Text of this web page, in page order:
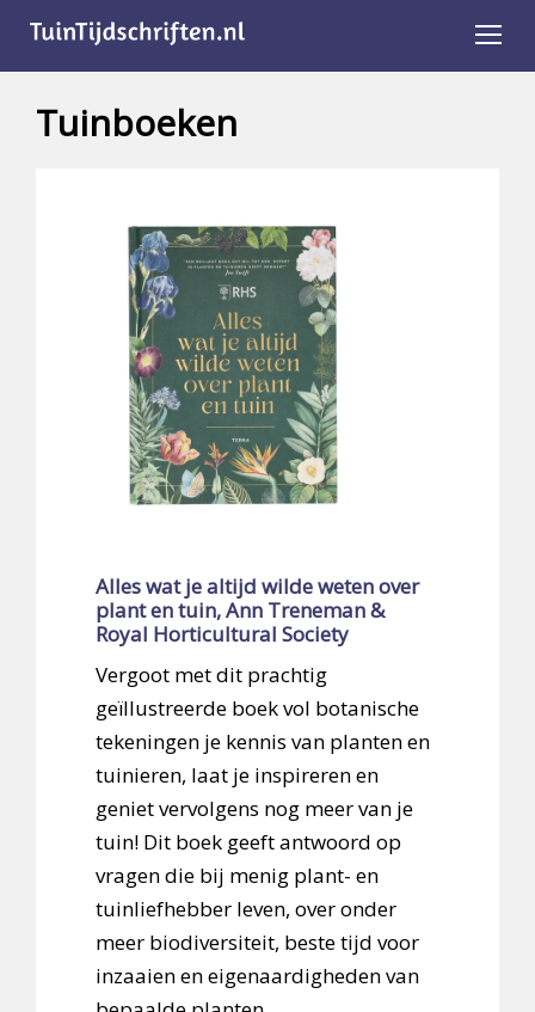
Tuinboeken
Alles wat je altijd wilde weten over
plant en tuin, Ann Treneman &
Royal Horticultural Society
Vergoot met dit prachtig
geïllustreerde boek vol botanische
tekeningen je kennis van planten en
tuinieren, laat je inspireren en
geniet vervolgens nog meer van je
tuin! Dit boek geeft antwoord op
vragen die bij menig plant- en
tuinliefhebber leven, over onder
meer biodiversiteit, beste tijd voor
inzaaien en eigenaardigheden van